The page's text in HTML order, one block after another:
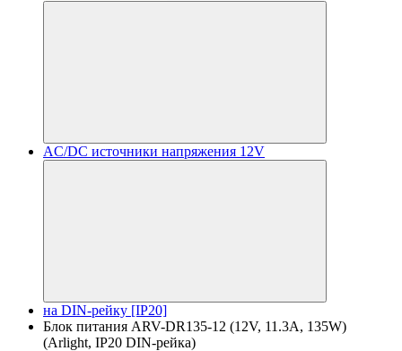
AC/DC источники напряжения 12V
на DIN-рейку [IP20]
Блок питания ARV-DR135-12 (12V, 11.3A, 135W)
(Arlight, IP20 DIN-рейка)